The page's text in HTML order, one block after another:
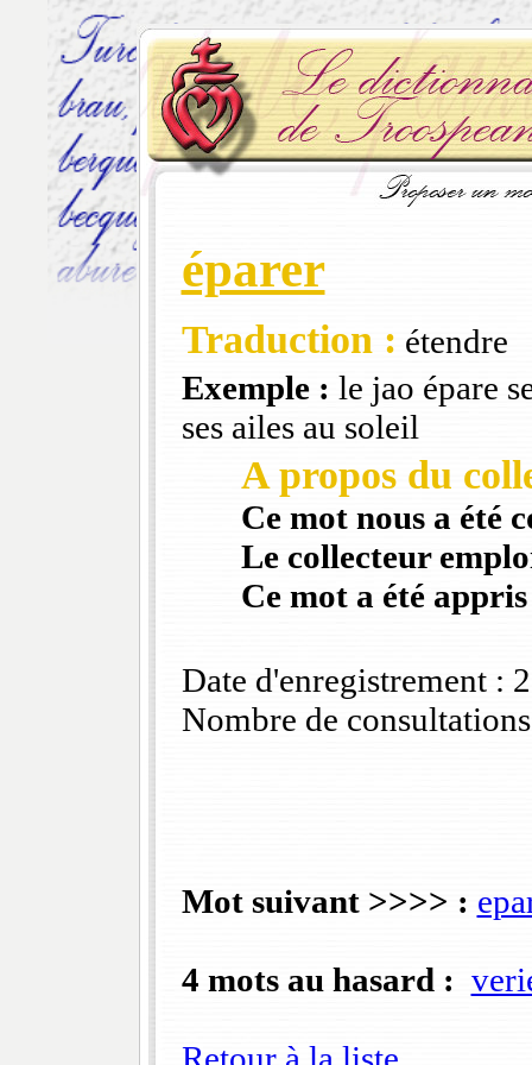
éparer
Traduction : étendre
Exemple : le jao épare
ses ailes au soleil
A propos du
Ce mot nous a été
Le collecteur
Ce mot a été
Date d'enregistrement :
Nombre de
Mot suivant >>>> :
4 mots au hasard :